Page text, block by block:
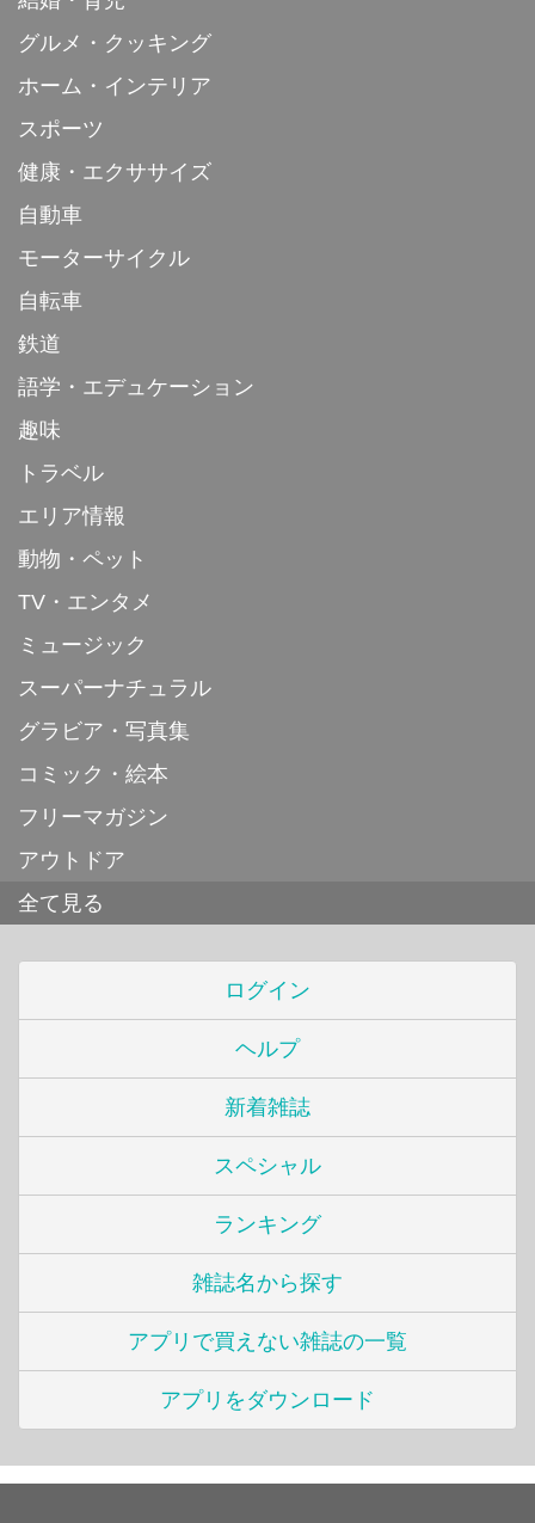
グルメ・クッキング
ホーム・インテリア
スポーツ
健康・エクササイズ
自動車
モーターサイクル
自転車
鉄道
語学・エデュケーション
趣味
トラベル
エリア情報
動物・ペット
TV・エンタメ
ミュージック
スーパーナチュラル
グラビア・写真集
コミック・絵本
フリーマガジン
アウトドア
全て見る
ログイン
ヘルプ
新着雑誌
スペシャル
ランキング
雑誌名から探す
アプリで買えない雑誌の一覧
アプリをダウンロード